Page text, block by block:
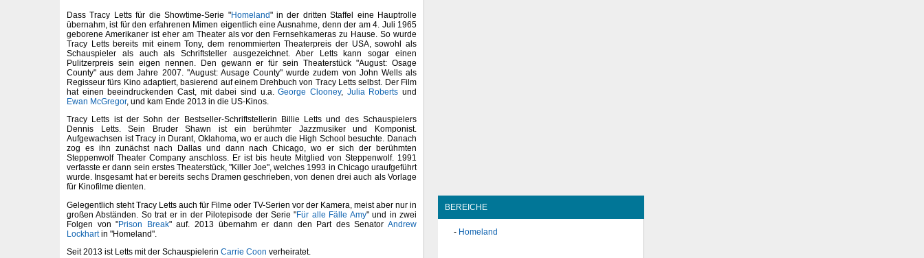
Dass Tracy Letts für die Showtime-Serie "Homeland" in der dritten Staffel eine Hauptrolle
übernahm, ist für den erfahrenen Mimen eigentlich eine Ausnahme, denn der am 4. Juli 1965
geborene Amerikaner ist eher am Theater als vor den Fernsehkameras zu Hause. So wurde
Tracy Letts bereits mit einem Tony, dem renommierten Theaterpreis der USA, sowohl als
Schauspieler als auch als Schriftsteller ausgezeichnet. Aber Letts kann sogar einen
Pulitzerpreis sein eigen nennen. Den gewann er für sein Theaterstück "August: Osage
County" aus dem Jahre 2007. "August: Ausage County" wurde zudem von John Wells als
Regisseur fürs Kino adaptiert, basierend auf einem Drehbuch von Tracy Letts selbst. Der Film
hat einen beeindruckenden Cast, mit dabei sind u.a.George Clooney, Julia Roberts und
Ewan McGregor, und kam Ende 2013 in die US-Kinos.
Tracy Letts ist der Sohn der Bestseller-Schriftstellerin Billie Letts und des Schauspielers
Dennis Letts. Sein Bruder Shawn ist ein berühmter Jazzmusiker und Komponist.
Aufgewachsen ist Tracy in Durant, Oklahoma, wo er auch die High School besuchte. Danach
zog es ihn zunächst nach Dallas und dann nach Chicago, wo er sich der berühmten
Steppenwolf Theater Company anschloss. Er ist bis heute Mitglied von Steppenwolf. 1991
verfasste er dann sein erstes Theaterstück, "Killer Joe", welches 1993 in Chicago uraufgeführt
wurde. Insgesamt hat er bereits sechs Dramen geschrieben, von denen drei auch als Vorlage
für Kinofilme dienten.
Gelegentlich steht Tracy Letts auch für Filme oder TV-Serien vor der Kamera, meist aber nur in
großen Abständen. So trat er in der Pilotepisode der Serie "Für alle Fälle Amy" und in zwei
Folgen von "Prison Break" auf. 2013 übernahm er dann den Part des SenatorAndrew
Lockhartin "Homeland".
Seit 2013 ist Letts mit der Schauspielerin Carrie Coon verheiratet.
BEREICHE
Homeland